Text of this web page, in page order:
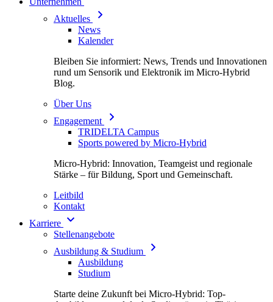
Aktuelles
News
Kalender
Bleiben Sie informiert: News, Trends und Innovationen
rund um Sensorik und Elektronik im Micro-Hybrid
Blog.
Über Uns
Engagement
TRIDELTA Campus
Sports powered by Micro-Hybrid
Micro-Hybrid: Innovation, Teamgeist und regionale
Stärke – für Bildung, Sport und Gemeinschaft.
Leitbild
Kontakt
Karriere
Stellenangebote
Ausbildung & Studium
Ausbildung
Studium
Starte deine Zukunft bei Micro-Hybrid: Top-